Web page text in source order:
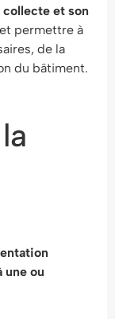
et son
permettre à
de la
du bâtiment.
une ou